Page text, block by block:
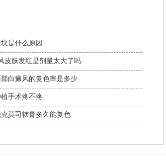
是什么原因
皮肤发红是剂量太大了吗
白癜风的复色率是多少
手术疼不疼
莫司软膏多久能复色